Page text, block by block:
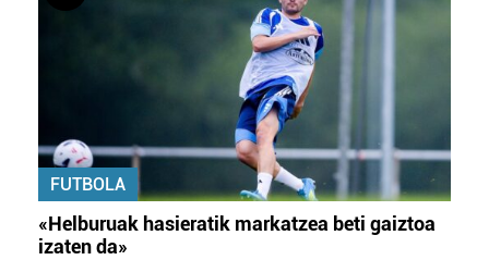
FUTBOLA
«Helburuak hasieratik markatzea beti gaiztoa
izaten da»